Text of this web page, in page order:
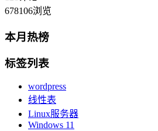
678106浏览
本月热榜
标签列表
wordpress
线性表
Linux服务器
Windows 11